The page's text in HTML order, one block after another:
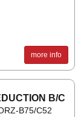
more info
B/C
B75/C52